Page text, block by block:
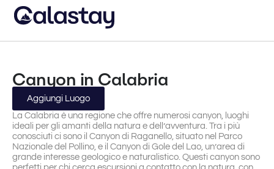
Canyon in Calabria
Aggiungi Luogo
La Calabria è una regione che offre numerosi canyon, luoghi
ideali per gli amanti della natura e dell’avventura. Tra i più
conosciuti ci sono il Canyon di Raganello, situato nel Parco
Nazionale del Pollino, e il Canyon di Gole del Lao, un’area di
grande interesse geologico e naturalistico. Questi canyon sono